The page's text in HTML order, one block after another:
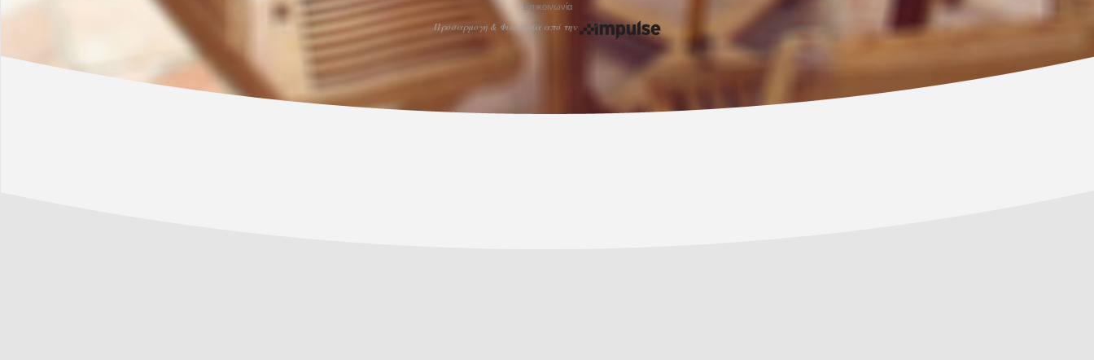
Επικοινωνία
Προσαρμογή & Φιλοξενία από την